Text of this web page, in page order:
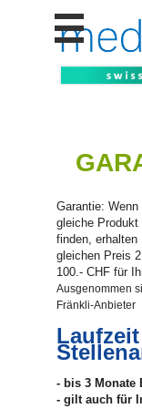
Personalberatungen
WERBUNG
publizieren
Lehrstellen
Lehrstellen
inserieren
Garantie:
gleiche
finden,
gleichen Preis
100.- CHF für
Ausgenommen
Fränkli-Anbieter
- bis 3 Monate
- gilt auch für